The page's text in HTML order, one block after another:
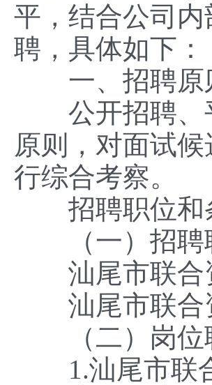
平，结合公司
聘，具体如下：
一、招聘原
公开招聘、平
原则，对面试
行综合考察。
招聘职位和
（一）招聘
汕尾市联合
汕尾市联合
（二）岗位
1.汕尾市联合